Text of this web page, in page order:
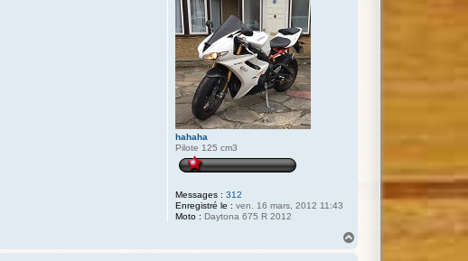
hahaha
Pilote 125 cm3
Messages : 312
Enregistré le : ven. 16 mars, 2012 11:43
Moto : Daytona 675 R 2012